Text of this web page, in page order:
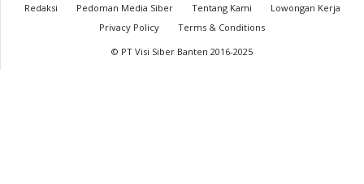
Redaksi Pedoman Media Siber Tentang Kami
Lowongan Kerja
Privacy Policy
Terms & Conditions
© PT Visi Siber Banten 2016-2025